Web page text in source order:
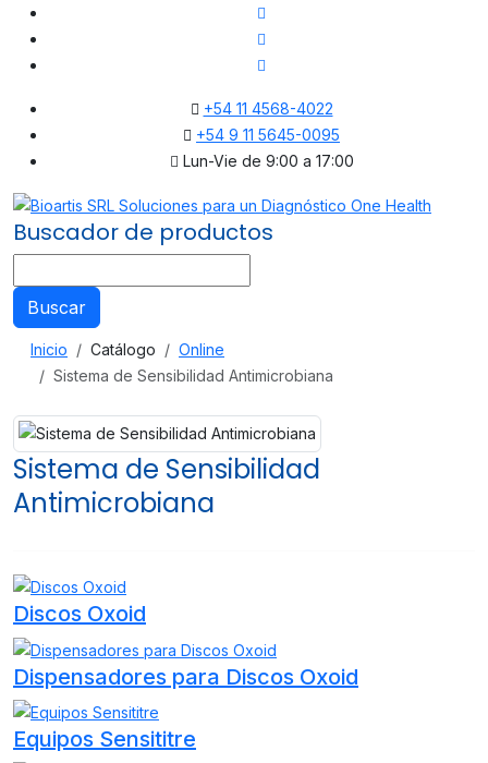
+54 11 4568-4022
+54 9 11 5645-0095
Lun-Vie de 9:00 a 17:00
Buscador de productos
Buscar
Inicio Catálogo
Online
Sistema de Sensibilidad Antimicrobiana
Sistema de Sensibilidad
Antimicrobiana
Discos Oxoid
Dispensadores para Discos Oxoid
Equipos Sensititre